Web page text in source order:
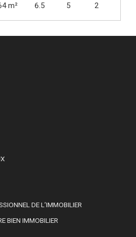
m² 6.5 5 2
DE L’IMMOBILIER
BIEN IMMOBILIER